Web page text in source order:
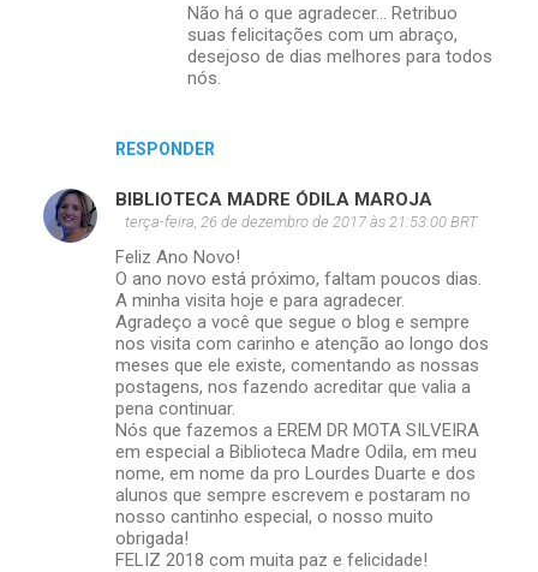
RESPONDER
Não há o que agradecer... Retribuo
suas felicitações com um abraço,
desejoso de dias melhores para todos
nós.
BIBLIOTECA MADRE ÓDILA MAROJA
terça-feira, 26 de dezembro de 2017 às 21:53:00 BRT
Feliz Ano Novo!
O ano novo está próximo, faltam poucos dias.
A minha visita hoje e para agradecer.
Agradeço a você que segue o blog e sempre
nos visita com carinho e atenção ao longo dos
meses que ele existe, comentando as nossas
postagens, nos fazendo acreditar que valia a
pena continuar.
Nós que fazemos a EREM DR MOTA SILVEIRA
em especial a Biblioteca Madre Odila, em meu
nome, em nome da pro Lourdes Duarte e dos
alunos que sempre escrevem e postaram no
nosso cantinho especial, o nosso muito
obrigada!
FELIZ 2018 com muita paz e felicidade!